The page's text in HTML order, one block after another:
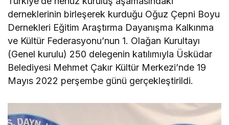
derneklerinin birleşerek kurduğu Oğuz Çepni Boyu
Dernekleri Eğitim Araştırma Dayanışma Kalkınma
ve Kültür Federasyonu’nun 1. Olağan Kurultayı
(Genel kurulu) 250 delegenin katılımıyla Üsküdar
Belediyesi Mehmet Çakır Kültür Merkezi’nde 19
Mayıs 2022 perşembe günü gerçekleştirildi.